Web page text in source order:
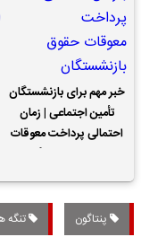
خبر مهم برای بازنشستگان
تأمین اجتماعی | زمان
احتمالی پرداخت معوقات
پنتاگون تنگه